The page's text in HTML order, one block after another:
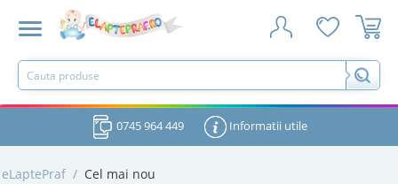
0745 964 449 Informatii utile
eLaptePraf / Cel mai nou